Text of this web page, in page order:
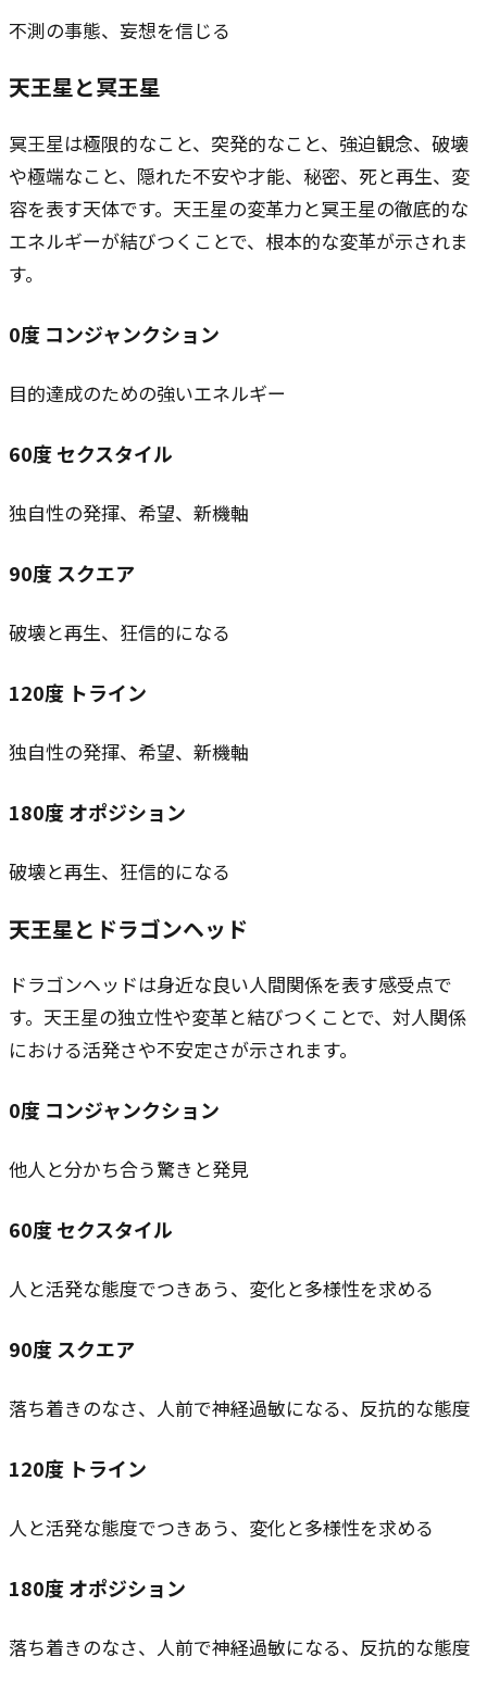
不測の事態、妄想を信じる
天王星と冥王星
冥王星は極限的なこと、突発的なこと、強迫観念、破壊
や極端なこと、隠れた不安や才能、秘密、死と再生、変
容を表す天体です。天王星の変革力と冥王星の徹底的な
エネルギーが結びつくことで、根本的な変革が示されま
す。
0度 コンジャンクション
目的達成のための強いエネルギー
60度セクスタイル
独自性の発揮、希望、新機軸
90度スクエア
破壊と再生、狂信的になる
120度 トライン
独自性の発揮、希望、新機軸
180度オポジション
破壊と再生、狂信的になる
天王星とドラゴンヘッド
ドラゴンヘッドは身近な良い人間関係を表す感受点で
す。天王星の独立性や変革と結びつくことで、対人関係
における活発さや不安定さが示されます。
0度 コンジャンクション
他人と分かち合う驚きと発見
60度セクスタイル
人と活発な態度でつきあう、変化と多様性を求める
90度スクエア
落ち着きのなさ、人前で神経過敏になる、反抗的な態度
120度 トライン
人と活発な態度でつきあう、変化と多様性を求める
180度オポジション
落ち着きのなさ、人前で神経過敏になる、反抗的な態度